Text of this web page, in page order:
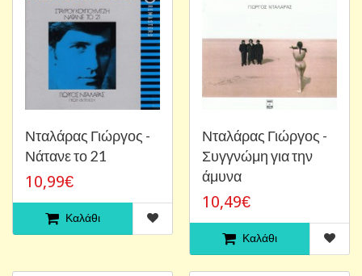
Νταλάρας Γιώργος -
Νάτανε το 21
10,99€
Καλάθι
Νταλάρας Γιώργος -
Συγγνώμη για την
άμυνα
10,49€
Καλάθι